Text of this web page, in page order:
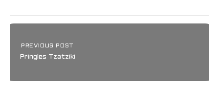
PREVIOUS POST
Pringles Tzatziki